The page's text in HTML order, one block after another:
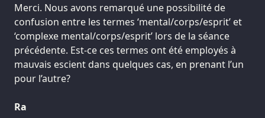
Merci. Nous avons remarqué une possibilité de
confusion entre les termes ‘mental/corps/esprit’ et
‘complexe mental/corps/esprit’ lors de la séance
précédente. Est-ce ces termes ont été employés à
mauvais escient dans quelques cas, en prenant l’un
pour l’autre?
Ra